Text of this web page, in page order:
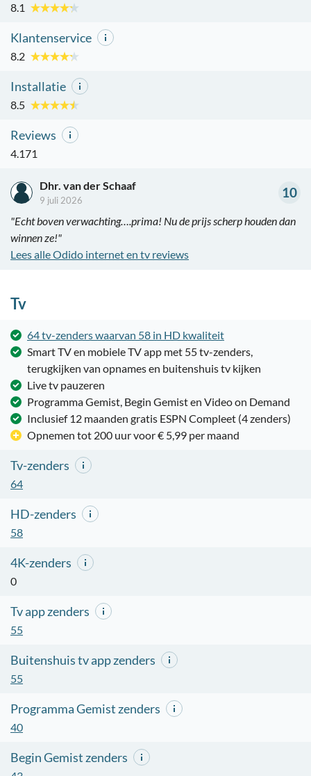
8.1
Klantenservice
8.2
Installatie
8.5
Reviews
4.171
10
Dhr. van der Schaaf
9 juli 2026
"Echt boven verwachting….prima! Nu de prijs scherp houden dan
winnen ze!"
Lees alle Odido internet en tv reviews
Tv
64 tv-zenders waarvan 58 in HD kwaliteit
Smart TV en mobiele TV app met 55 tv-zenders,
terugkijken van opnames en buitenshuis tv kijken
Live tv pauzeren
Programma Gemist, Begin Gemist en Video on Demand
Inclusief 12 maanden gratis ESPN Compleet (4 zenders)
Opnemen tot 200 uur voor € 5,99 per maand
Tv-zenders
64
HD-zenders
58
4K-zenders
0
Tv app zenders
55
Buitenshuis tv app zenders
55
Programma Gemist zenders
40
Begin Gemist zenders